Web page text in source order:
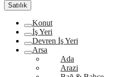
Satılık
Konut
İş Yeri
Devren İş Yeri
Arsa
Ada
Arazi